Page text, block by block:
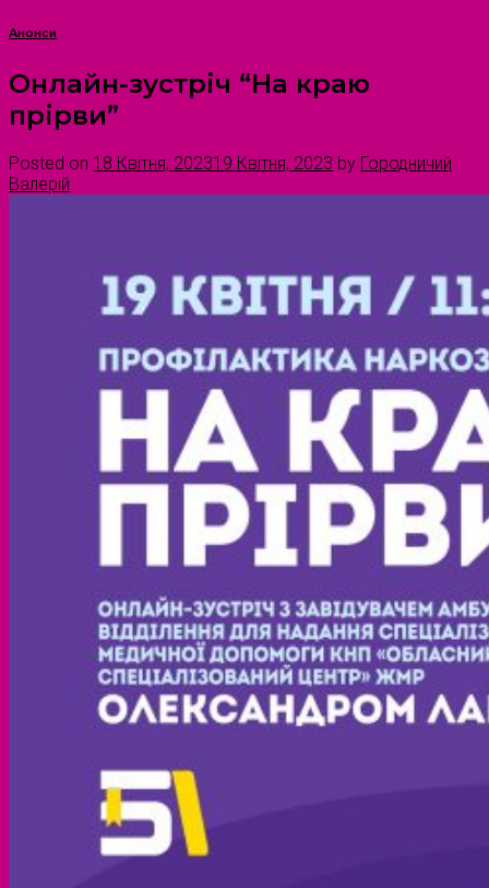
Анонси
Онлайн-зустріч “На краю
прірви”
Posted on 18 Квітня, 202319 Квітня, 2023 by Городничий
Валерій